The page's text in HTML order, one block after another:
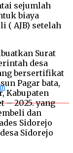
sejumlah
biaya
( AJB) setelah
Surat
desa
bersertifikat
Pagar bata,
Kabupaten
– 2025. yang
dan
Sidorejo
Sidorejo